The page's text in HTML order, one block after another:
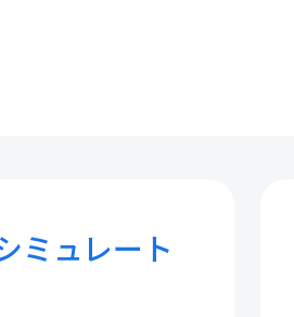
ミュレート